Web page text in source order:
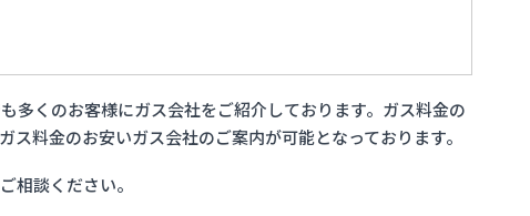
多くのお客様にガス会社をご紹介しております。ガス料金の
料金のお安いガス会社のご案内が可能となっております。
相談ください。